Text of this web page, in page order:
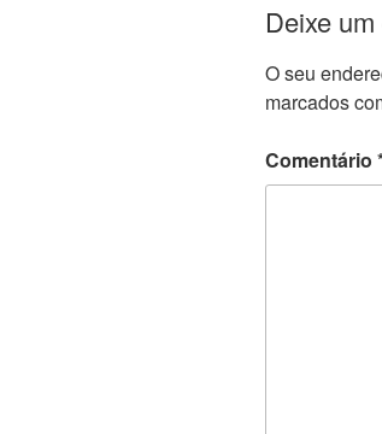
Deixe
O seu
marcados
Comentário